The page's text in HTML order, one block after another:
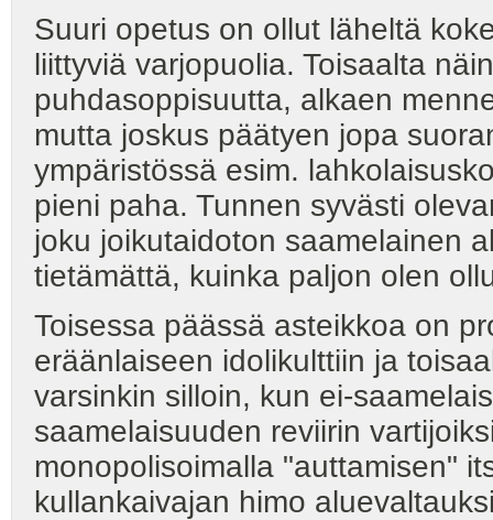
Suuri opetus on ollut läheltä
liittyviä varjopuolia. Toisaalta
puhdasoppisuutta, alkaen
mutta joskus päätyen jopa
ympäristössä esim.
pieni paha. Tunnen syvästi
joku joikutaidoton saamelainen
tietämättä, kuinka paljon olen
Toisessa päässä asteikkoa on
eräänlaiseen idolikulttiin ja
varsinkin silloin, kun ei-
saamelaisuuden reviirin
monopolisoimalla "auttamisen"
kullankaivajan himo